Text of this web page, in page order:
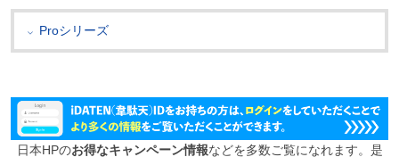
Proシリーズ
日本HPのお得なキャンペーン情報などを多数ご覧になれます。是